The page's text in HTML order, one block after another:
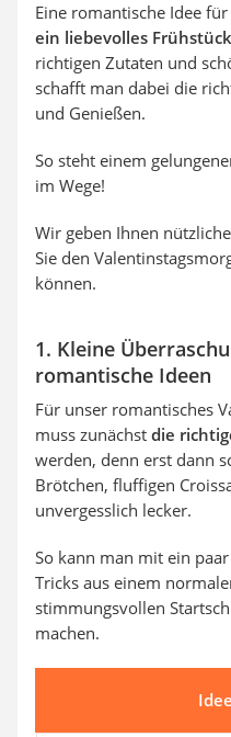
Eine romantische Idee
ein liebevolles
richtigen Zutaten und
schafft man dabei die
und Genießen.
So steht einem
im Wege!
Wir geben Ihnen
Sie den
können.
1. Kleine
romantische Ideen
Für unser romantisches
muss zunächst die
werden, denn erst dann
Brötchen, fluffigen
unvergesslich lecker.
So kann man mit ein
Tricks aus einem
stimmungsvollen
machen.
Idee